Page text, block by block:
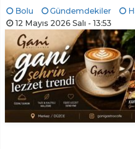
Bolu Gündemdekiler
12 Mayıs 2026 Salı - 13:53